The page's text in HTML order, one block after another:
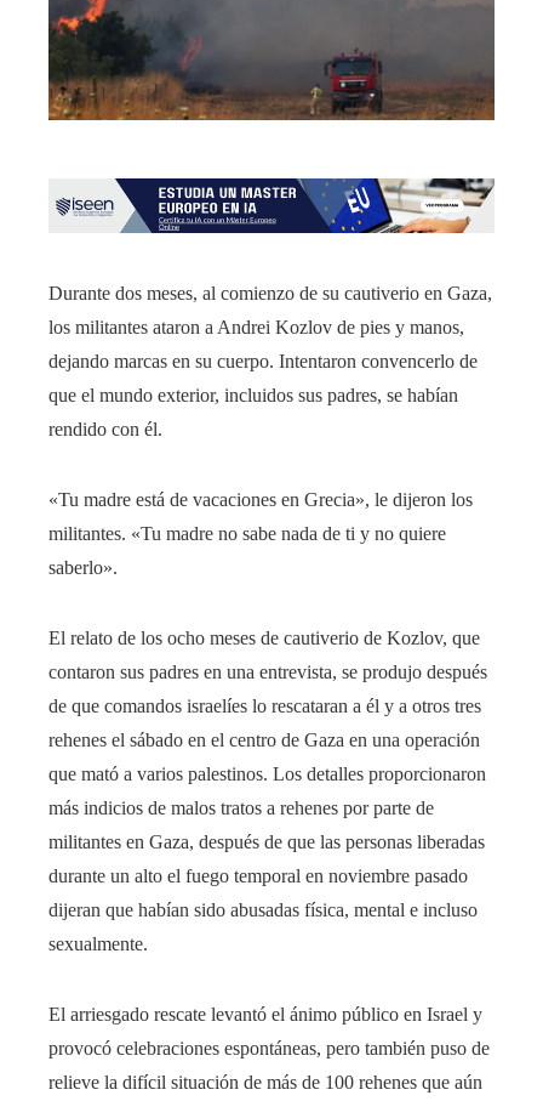
Durante dos meses, al comienzo de su cautiverio en Gaza,
los militantes ataron a Andrei Kozlov de pies y manos,
dejando marcas en su cuerpo. Intentaron convencerlo de
que el mundo exterior, incluidos sus padres, se habían
rendido con él.
«Tu madre está de vacaciones en Grecia», le dijeron los
militantes. «Tu madre no sabe nada de ti y no quiere
saberlo».
El relato de los ocho meses de cautiverio de Kozlov, que
contaron sus padres en una entrevista, se produjo después
de que comandos israelíes lo rescataran a él y a otros tres
rehenes el sábado en el centro de Gaza en una operación
que mató a varios palestinos. Los detalles proporcionaron
más indicios de malos tratos a rehenes por parte de
militantes en Gaza, después de que las personas liberadas
durante un alto el fuego temporal en noviembre pasado
dijeran que habían sido abusadas física, mental e incluso
sexualmente.
El arriesgado rescate levantó el ánimo público en Israel y
provocó celebraciones espontáneas, pero también puso de
relieve la difícil situación de más de 100 rehenes que aún